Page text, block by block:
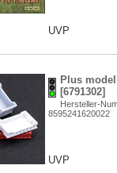
UVP
Plus
[6791302]
Hersteller-
8595241620022
UVP